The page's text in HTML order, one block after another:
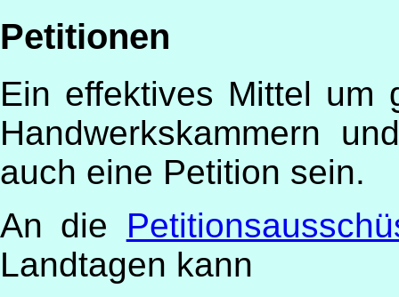
Petitionen
Ein effektives Mittel um
Handwerkskammern
auch eine Petition sein.
An die
Landtagen kann